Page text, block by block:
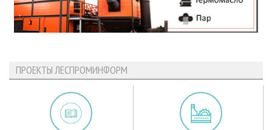
ПРОЕКТЫ ЛЕСПРОМИНФОРМ